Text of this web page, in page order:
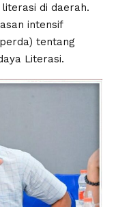
di daerah.
intensif
tentang
Literasi.